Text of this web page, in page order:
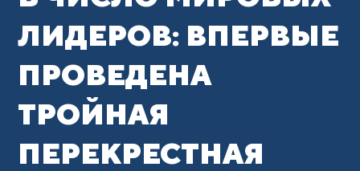
ЛИДЕРОВ: ВПЕРВЫЕ
ПРОВЕДЕНА
ТРОЙНАЯ
ПЕРЕКРЕСТНАЯ